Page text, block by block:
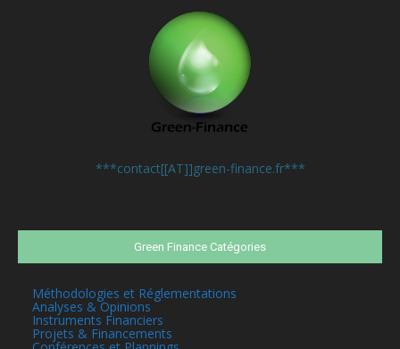
***contact[[AT]]green-finance.fr***
Green Finance Catégories
Méthodologies et Réglementations
Analyses & Opinions
Instruments Financiers
Projets & Financements